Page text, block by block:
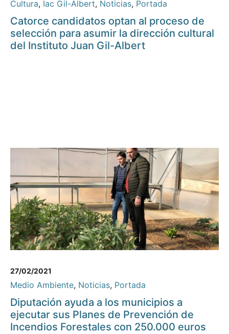
Cultura, Iac Gil-Albert, Noticias, Portada
Catorce candidatos optan al proceso de
selección para asumir la dirección cultural
del Instituto Juan Gil-Albert
27/02/2021
Medio Ambiente, Noticias, Portada
Diputación ayuda a los municipios a
ejecutar sus Planes de Prevención de
Incendios Forestales con 250.000 euros